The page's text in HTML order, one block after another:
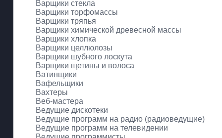
Варщики стекла
Варщики торфомассы
Варщики тряпья
Варщики химической древесной массы
Варщики хлопка
Варщики целлюлозы
Варщики шубного лоскута
Варщики щетины и волоса
Ватинщики
Вафельщики
Вахтеры
Веб-мастера
Ведущие дискотеки
Ведущие программ на радио (радиоведущие)
Ведущие программ на телевидении